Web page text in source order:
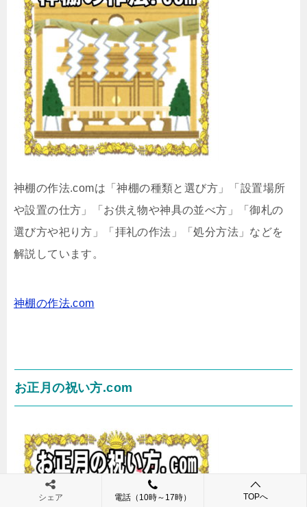
神棚の作法.comは「神棚の種類と選び方」「設置場所
や設置の仕方」「お供え物や神具の並べ方」「御札の
選び方や祀り方」「拝礼の作法」「処分方法」などを
解説しています。
神棚の作法.com
お正月の祝い方.com
シェア 電話（10時～17時） TOPへ